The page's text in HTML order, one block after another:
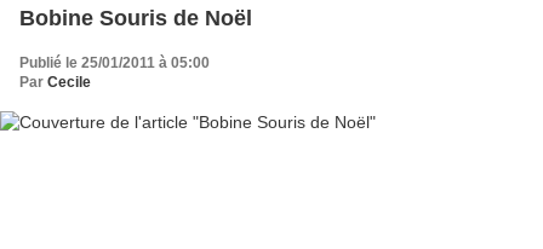
Bobine Souris de Noël
Publié le 25/01/2011 à 05:00
Par Cecile